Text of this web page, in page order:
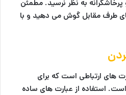
به نظر نرسید. مطمئن
طرف مقابل گوش می دهید و با
های ارتباطی است که برای
است. استفاده از عبارت های ساده